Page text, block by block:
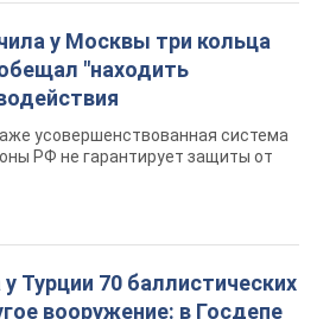
Турции 70 баллистических
вооружение: в Госдепе
список
об этом американский